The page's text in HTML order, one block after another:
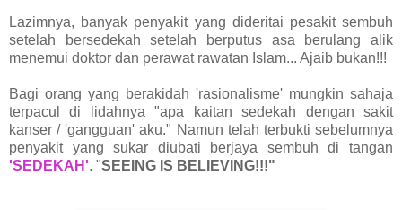
Lazimnya, banyak penyakit yang dideritai pesakit sembuh
setelah bersedekah setelah berputus asa berulang alik
menemui doktor dan perawat rawatan Islam... Ajaib bukan!!!
Bagi orang yang berakidah 'rasionalisme' mungkin sahaja
terpacul di lidahnya "apa kaitan sedekah dengan sakit
kanser / 'gangguan' aku." Namun telah terbukti sebelumnya
penyakit yang sukar diubati berjaya sembuh di tangan
'SEDEKAH'. "SEEING IS BELIEVING!!!"